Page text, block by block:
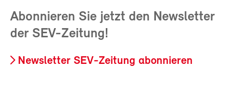
Abonnieren Sie jetzt den Newsletter
der SEV-Zeitung!
Newsletter SEV-Zeitung abonnieren